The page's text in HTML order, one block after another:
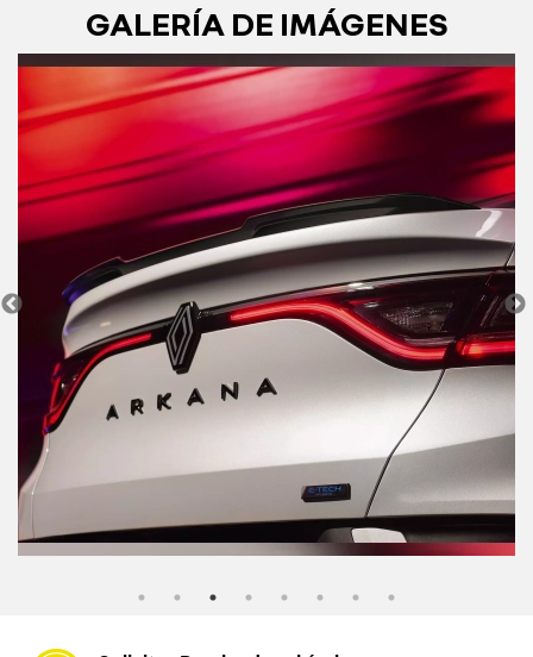
GALERÍA DE IMÁGENES